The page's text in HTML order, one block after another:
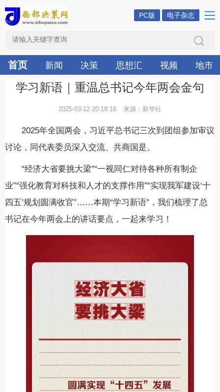
PC版 电子杂志
首页 新闻 决策 思想汇 视频 地市
学习新语｜重温总书记今年两会金句
2025-03-12 20:18:16 来源：新华社
2025年全国两会，习近平总书记三次到团组参加审议
讨论，同代表委员深入交流、共商国是。
“经济大省要挑大梁”“一视同仁对待各种所有制企
业”“强化教育对科技和人才的支撑作用”“实现我军建设‘十
四五’规划圆满收官”……本期“学习新语”，我们梳理了总
书记在今年两会上的讲话要点，一起来学习！